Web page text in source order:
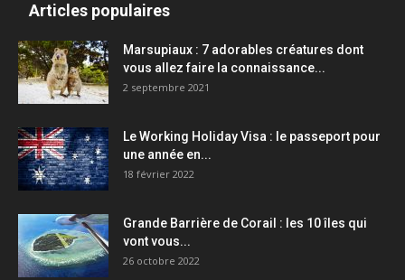
Articles populaires
Marsupiaux : 7 adorables créatures dont
vous allez faire la connaissance...
2 septembre 2021
Le Working Holiday Visa : le passeport pour
une année en...
18 février 2022
Grande Barrière de Corail : les 10 îles qui
vont vous...
26 octobre 2022